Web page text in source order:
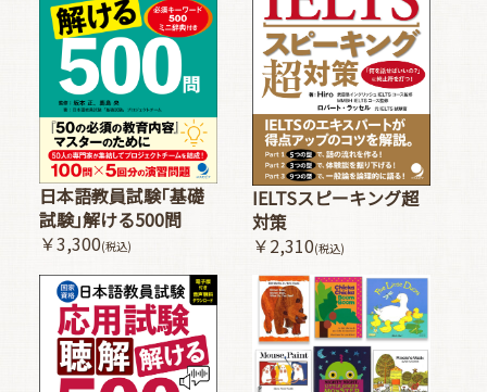
日本語教員試験｢基礎
試験｣解ける500問
￥3,300(税込)
IELTSスピーキング超
対策
￥2,310(税込)